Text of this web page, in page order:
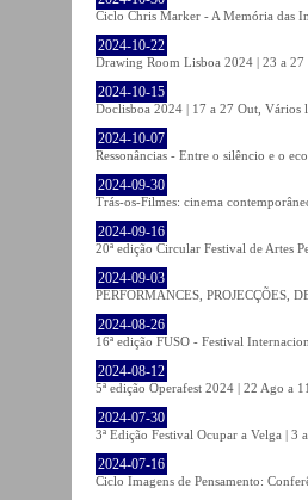
Ciclo Chris Marker - A Memória das
2024-10-22
Drawing Room Lisboa 2024 | 23 a 27
2024-10-15
Doclisboa 2024 | 17 a 27 Out, Vários
2024-10-07
Ressonâncias - Entre o silêncio e o
2024-09-30
Trás-os-Filmes: cinema
2024-09-16
20ª edição Circular Festival de Artes
2024-09-03
PERFORMANCES, PROJECÇÕES,
2024-08-26
16ª edição FUSO - Festival
2024-08-12
5ª edição Operafest 2024 | 22 Ago a
2024-07-30
3ª Edição Festival Ocupar a Velga | 3
2024-07-16
Ciclo Imagens de Pensamento: